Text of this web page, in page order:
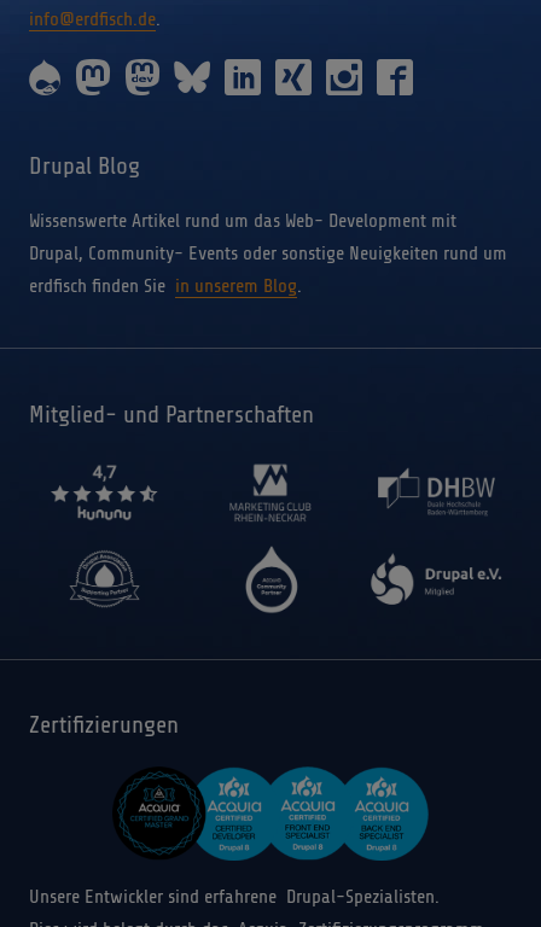
info@erdfisch.de.
erdfisch
on
erdfisch
on
erdfisch
on
erdfisch
on
erdfisch
on
erdfisch
on
erdfisch
on
Drupal Blog
Wissenswerte Artikel rund um das Web- Development mit
Drupal, Community- Events oder sonstige Neuigkeiten rund um
erdfisch finden Sie in unserem Blog.
Mitglied- und Partnerschaften
Zertifizierungen
Unsere Entwickler sind erfahrene Drupal-Spezialisten.